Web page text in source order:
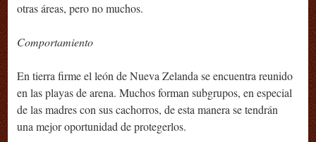
otras áreas, pero no muchos.
Comportamiento
En tierra firme el león de Nueva Zelanda se encuentra reunido
en las playas de arena. Muchos forman subgrupos, en especial
de las madres con sus cachorros, de esta manera se tendrán
una mejor oportunidad de protegerlos.